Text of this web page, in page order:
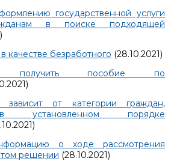
государственной услуги
в поиске подходящей
качестве безработного (28.10.2021)
пособие по
от категории граждан,
установленном порядке
о ходе рассмотрения
решении (28.10.2021)